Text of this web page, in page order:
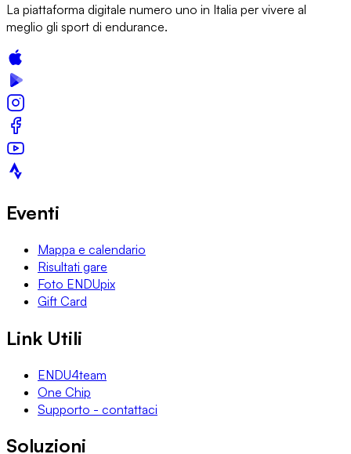
La piattaforma digitale numero uno in Italia per vivere al
meglio gli sport di endurance.
Eventi
Mappa e calendario
Risultati gare
Foto ENDUpix
Gift Card
Link Utili
ENDU4team
One Chip
Supporto - contattaci
Soluzioni